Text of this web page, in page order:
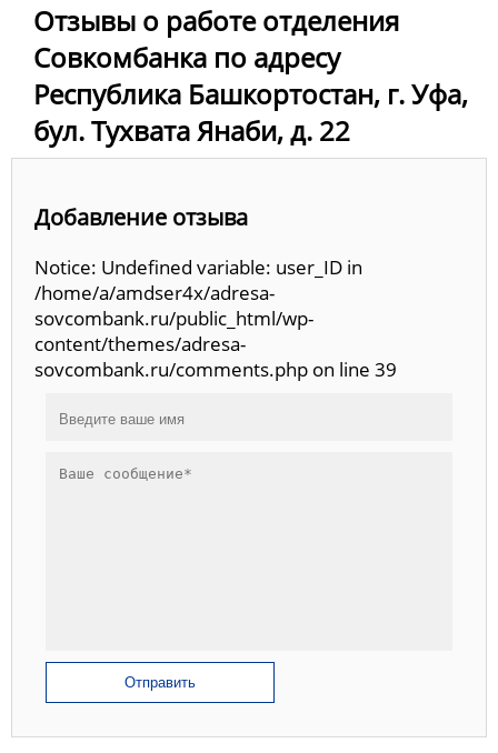
Отзывы о работе отделения
Совкомбанка по адресу
Республика Башкортостан, г. Уфа,
бул. Тухвата Янаби, д. 22
Добавление отзыва
Notice: Undefined variable: user_ID in
/home/a/amdser4x/adresa-
sovcombank.ru/public_html/wp-
content/themes/adresa-
sovcombank.ru/comments.php on line 39
Отправить